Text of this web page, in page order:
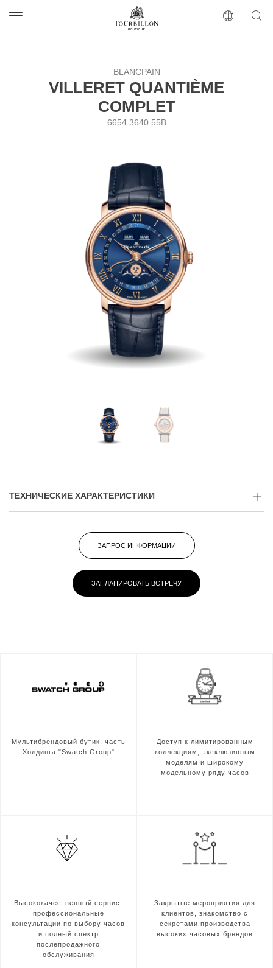
https://www.tourbillon.com/index.php/ru
BLANCPAIN
VILLERET QUANTIÈME
COMPLET
6654 3640 55B
ТЕХНИЧЕСКИЕ ХАРАКТЕРИСТИКИ
ЗАПРОС ИНФОРМАЦИИ
ЗАПЛАНИРОВАТЬ ВСТРЕЧУ
Мультибрендовый бутик, часть
Холдинга "Swatch Group"
Доступ к лимитированным
коллекциям, эксклюзивным
моделям и широкому
модельному ряду часов
Высококачественный сервис,
профессиональные
консультации по выбору часов
и полный спектр
послепродажного
обслуживания
Закрытые мероприятия для
клиентов, знакомство с
секретами производства
высоких часовых брендов